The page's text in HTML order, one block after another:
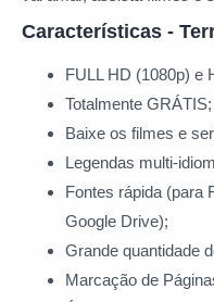
Características -
FULL HD (1080p) e
Totalmente GRÁTIS;
Baixe os filmes e
Legendas multi-
Fontes rápida (para
Google Drive);
Grande quantidade
Marcação de